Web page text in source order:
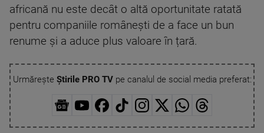
africană nu este decât o altă oportunitate ratată
pentru companiile românești de a face un bun
renume și a aduce plus valoare în țară.
Urmărește Știrile PRO TVpe canalul de social media preferat: